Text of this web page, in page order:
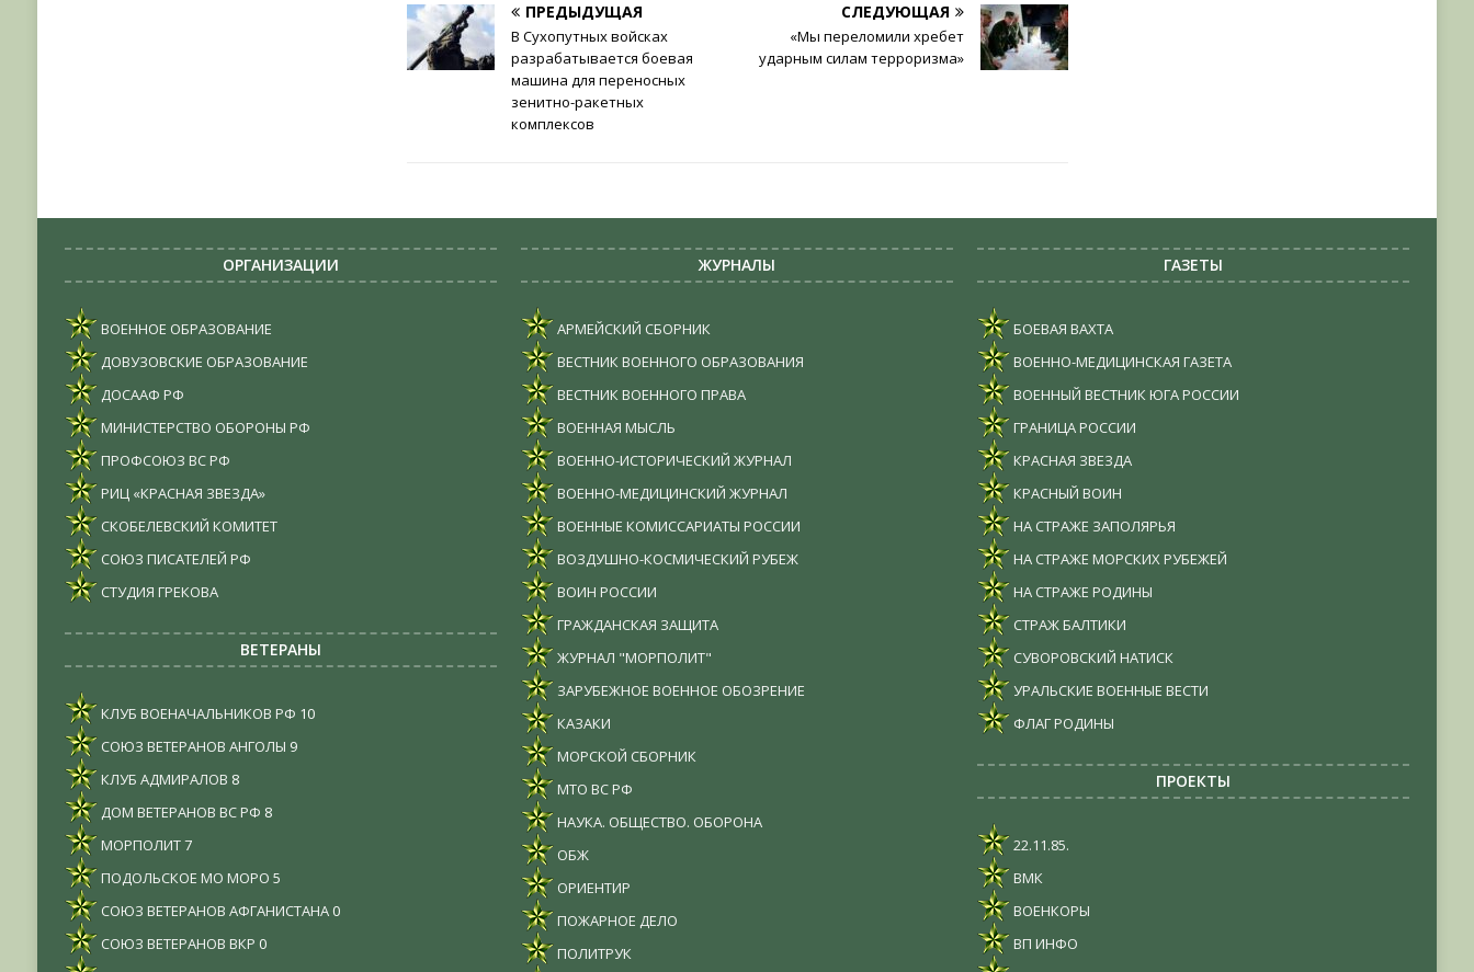
ПРЕДЫДУЩАЯ
В Сухопутных войсках
разрабатывается боевая
машина для переносных
зенитно-ракетных
комплексов
СЛЕДУЮЩАЯ
«Мы переломили хребет
ударным силам терроризма»
ОРГАНИЗАЦИИ
ВОЕННОЕ ОБРАЗОВАНИЕ
ДОВУЗОВСКИЕ ОБРАЗОВАНИЕ
ДОСААФ РФ
МИНИСТЕРСТВО ОБОРОНЫ РФ
ПРОФСОЮЗ ВС РФ
РИЦ «КРАСНАЯ ЗВЕЗДА»
СКОБЕЛЕВСКИЙ КОМИТЕТ
СОЮЗ ПИСАТЕЛЕЙ РФ
СТУДИЯ ГРЕКОВА
ВЕТЕРАНЫ
КЛУБ ВОЕНАЧАЛЬНИКОВ РФ 10
СОЮЗ ВЕТЕРАНОВ АНГОЛЫ 9
КЛУБ АДМИРАЛОВ 8
ДОМ ВЕТЕРАНОВ ВС РФ 8
МОРПОЛИТ7
ПОДОЛЬСКОЕ МО МОРО 5
СОЮЗ ВЕТЕРАНОВ АФГАНИСТАНА0
СОЮЗ ВЕТЕРАНОВ ВКР 0
ЖУРНАЛЫ
АРМЕЙСКИЙ СБОРНИК
ВЕСТНИК ВОЕННОГО ОБРАЗОВАНИЯ
ВЕСТНИК ВОЕННОГО ПРАВА
ВОЕННАЯ МЫСЛЬ
ВОЕННО-ИСТОРИЧЕСКИЙ ЖУРНАЛ
ВОЕННО-МЕДИЦИНСКИЙ ЖУРНАЛ
ВОЕННЫЕ КОМИССАРИАТЫ РОССИИ
ВОЗДУШНО-КОСМИЧЕСКИЙ РУБЕЖ
ВОИН РОССИИ
ГРАЖДАНСКАЯ ЗАЩИТА
ЖУРНАЛ "МОРПОЛИТ"
ЗАРУБЕЖНОЕ ВОЕННОЕ ОБОЗРЕНИЕ
КАЗАКИ
МОРСКОЙ СБОРНИК
МТО ВС РФ
НАУКА. ОБЩЕСТВО. ОБОРОНА
ОБЖ
ОРИЕНТИР
ПОЖАРНОЕ ДЕЛО
ПОЛИТРУК
ГАЗЕТЫ
БОЕВАЯ ВАХТА
ВОЕННО-МЕДИЦИНСКАЯ ГАЗЕТА
ВОЕННЫЙ ВЕСТНИК ЮГА РОССИИ
ГРАНИЦА РОССИИ
КРАСНАЯ ЗВЕЗДА
КРАСНЫЙ ВОИН
НА СТРАЖЕ ЗАПОЛЯРЬЯ
НА СТРАЖЕ МОРСКИХ РУБЕЖЕЙ
НА СТРАЖЕ РОДИНЫ
СТРАЖ БАЛТИКИ
СУВОРОВСКИЙ НАТИСК
УРАЛЬСКИЕ ВОЕННЫЕ ВЕСТИ
ФЛАГ РОДИНЫ
ПРОЕКТЫ
22.11.85.
ВМК
ВОЕНКОРЫ
ВП ИНФО